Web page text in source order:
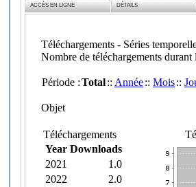
ACCÈS EN LIGNE DÉTAILS